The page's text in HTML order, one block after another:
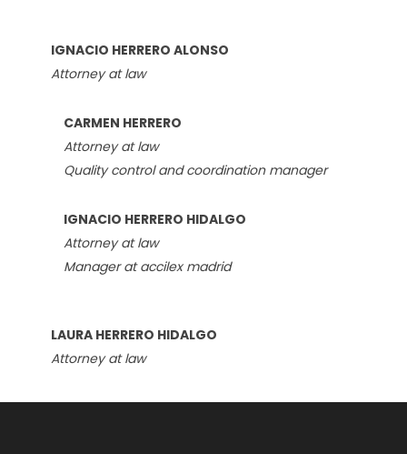
IGNACIO HERRERO ALONSO
Attorney at law
CARMEN HERRERO
Attorney at law
Quality control and coordination manager
IGNACIO HERRERO HIDALGO
Attorney at law
Manager at accilex madrid
LAURA HERRERO HIDALGO
Attorney at law